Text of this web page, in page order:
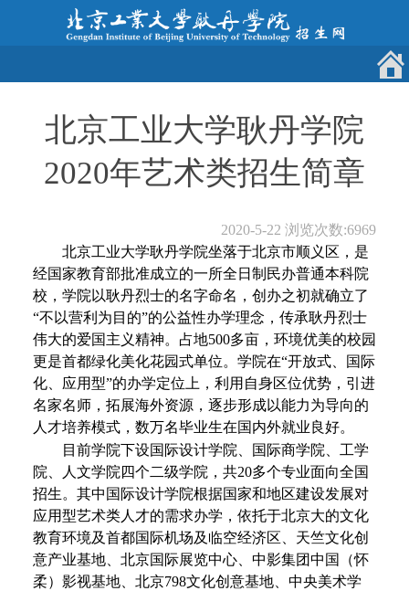
北京工业大学耿丹学院
2020年艺术类招生简章
2020-5-22浏览次数:6969
北京工业大学耿丹学院坐落于北京市顺义区，是
经国家教育部批准成立的一所全日制民办普通本科院
校，学院以耿丹烈士的名字命名，创办之初就确立了
“不以营利为目的”的公益性办学理念，传承耿丹烈士
伟大的爱国主义精神。占地500多亩，环境优美的校园
更是首都绿化美化花园式单位。学院在“开放式、国际
化、应用型”的办学定位上，利用自身区位优势，引进
名家名师，拓展海外资源，逐步形成以能力为导向的
人才培养模式，数万名毕业生在国内外就业良好。
目前学院下设国际设计学院、国际商学院、工学
院、人文学院四个二级学院，共20多个专业面向全国
招生。其中国际设计学院根据国家和地区建设发展对
应用型艺术类人才的需求办学，依托于北京大的文化
教育环境及首都国际机场及临空经济区、天竺文化创
意产业基地、北京国际展览中心、中影集团中国（怀
柔）影视基地、北京798文化创意基地、中央美术学